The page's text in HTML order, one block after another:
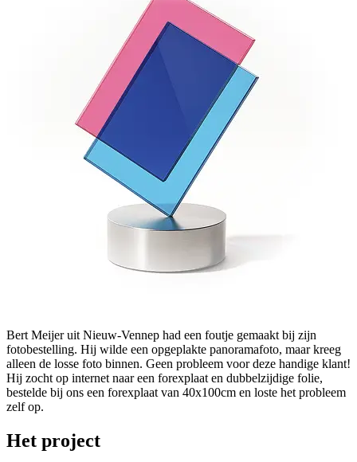
Bert Meijer uit Nieuw-Vennep had een foutje gemaakt bij zijn
fotobestelling. Hij wilde een opgeplakte panoramafoto, maar kreeg
alleen de losse foto binnen. Geen probleem voor deze handige klant!
Hij zocht op internet naar een forexplaat en dubbelzijdige folie,
bestelde bij ons een forexplaat van 40x100cm en loste het probleem
zelf op.
Het project